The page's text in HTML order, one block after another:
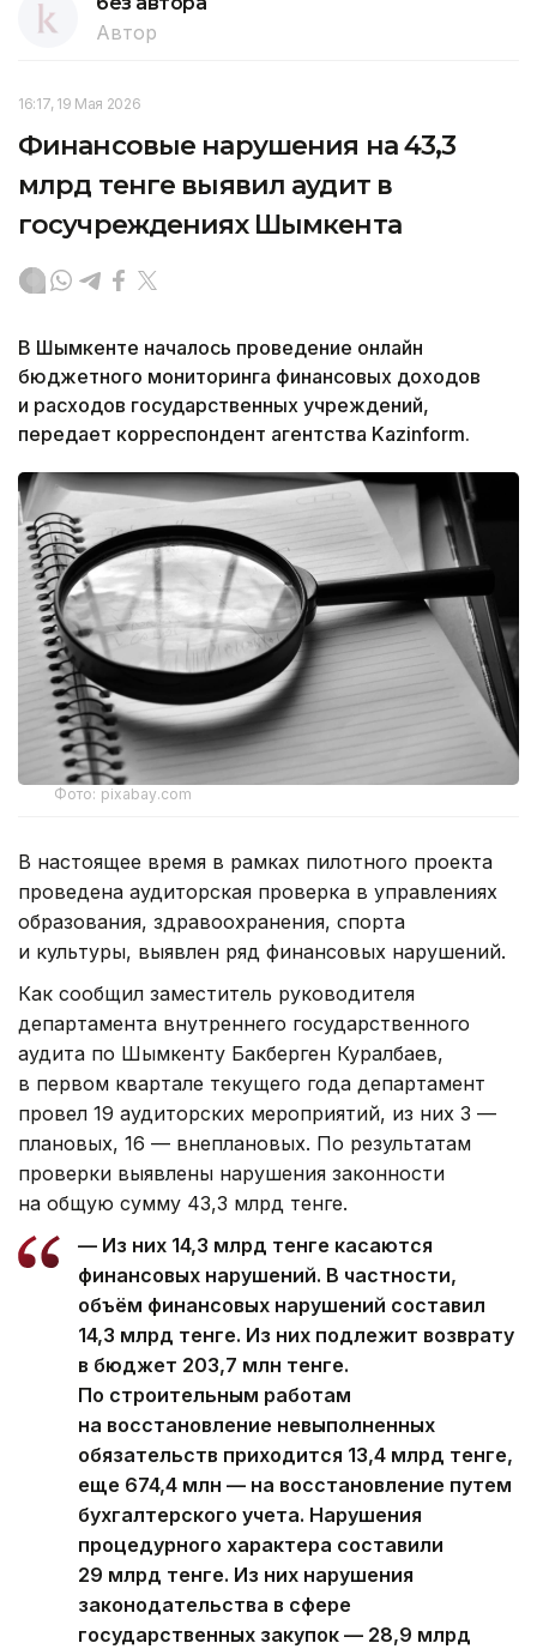
Автор
16:17, 19 Мая 2026
Финансовые нарушения на 43,3
млрд тенге выявил аудит в
госучреждениях Шымкента
В Шымкенте началось проведение онлайн
бюджетного мониторинга финансовых доходов
и расходов государственных учреждений,
передает корреспондент агентства Kazinform.
Фото: pixabay.com
В настоящее время в рамках пилотного проекта
проведена аудиторская проверка в управлениях
образования, здравоохранения, спорта
и культуры, выявлен ряд финансовых нарушений.
Как сообщил заместитель руководителя
департамента внутреннего государственного
аудита по Шымкенту Бакберген Куралбаев,
в первом квартале текущего года департамент
провел 19 аудиторских мероприятий, из них 3 —
плановых, 16 — внеплановых. По результатам
проверки выявлены нарушения законности
на общую сумму 43,3 млрд тенге.
— Из них 14,3 млрд тенге касаются
финансовых нарушений. В частности,
объём финансовых нарушений составил
14,3 млрд тенге. Из них подлежит возврату
в бюджет 203,7 млн тенге.
По строительным работам
на восстановление невыполненных
обязательств приходится 13,4 млрд тенге,
еще 674,4 млн — на восстановление путем
бухгалтерского учета. Нарушения
процедурного характера составили
29 млрд тенге. Из них нарушения
законодательства в сфере
государственных закупок — 28,9 млрд